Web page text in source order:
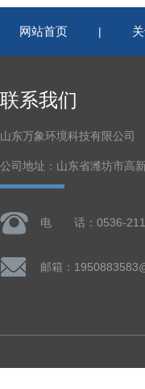
网站首页 |
联系我们
山东万象环境科技有限公司
公司地址：山东省潍坊市高
电 话：0536-
邮箱：